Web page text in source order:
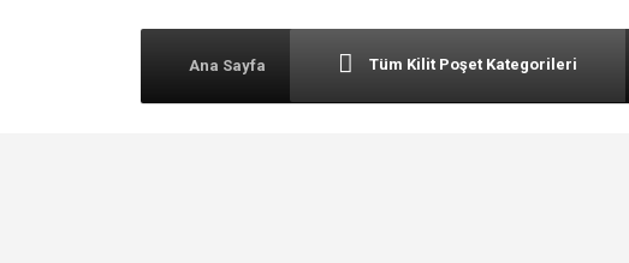
Ana Sayfa Tüm Kilit Poşet Kategorileri